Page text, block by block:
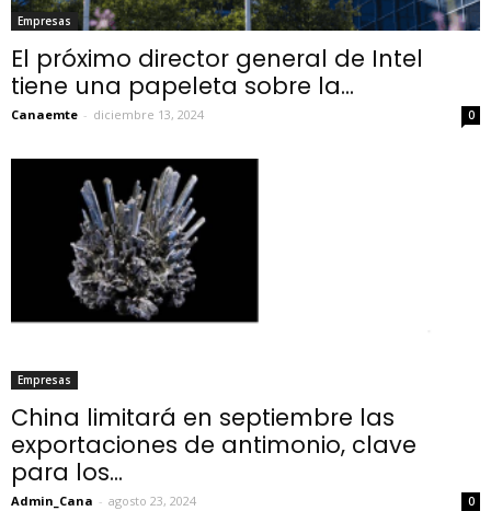
Empresas
El próximo director general de Intel
tiene una papeleta sobre la...
Canaemte - diciembre 13, 2024 0
Empresas
China limitará en septiembre las
exportaciones de antimonio, clave
para los...
Admin_Cana - agosto 23, 2024 0